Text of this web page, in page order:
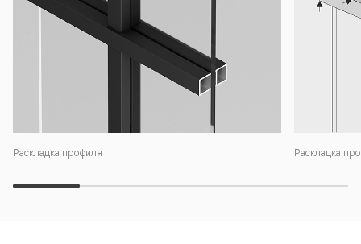
Раскладка профиля Раскладка